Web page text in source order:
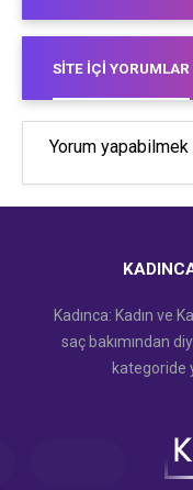
SITE İÇI YORUMLAR
Yorum
Kadınca: Kadın ve
saç bakımından
kategoride